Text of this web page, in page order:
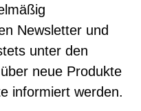
Newsletter und
unter den
neue Produkte
informiert werden.